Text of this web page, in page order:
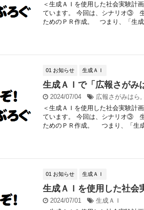
＜生成ＡＩを使用した社会実験計
ています。 今回は、シナリオ③
ためのＰＲ作成。 つまり、「生
01 お知らせ 生成ＡＩ
生成ＡＩで「広報さが
2024/07/04 広報さがみはら
＜生成ＡＩを使用した社会実験計
ています。 今回は、シナリオ③
ためのＰＲ作成。 つまり、「生成
01 お知らせ 生成ＡＩ
生成ＡＩを使用した社
2024/07/01
生成ＡＩ